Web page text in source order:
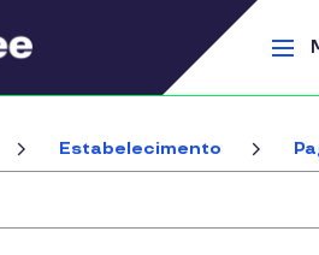
principal
Estabelecimento